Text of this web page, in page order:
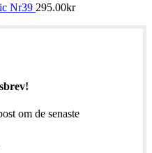
Nr39 295.00kr
om de senaste